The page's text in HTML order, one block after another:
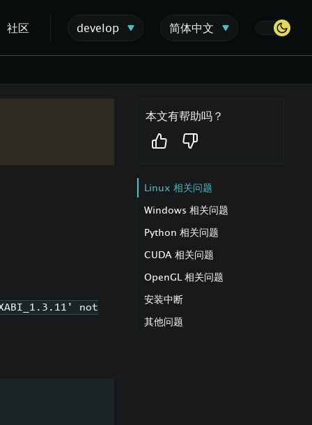
社区 develop 简体中文
not
本文有帮助吗？
Linux 相关问题
Windows 相关问题
Python 相关问题
CUDA 相关问题
OpenGL 相关问题
安装中断
其他问题